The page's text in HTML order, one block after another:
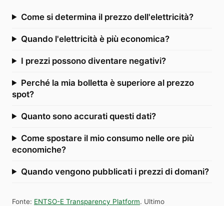
Come si determina il prezzo dell'elettricità?
Quando l'elettricità è più economica?
I prezzi possono diventare negativi?
Perché la mia bolletta è superiore al prezzo
spot?
Quanto sono accurati questi dati?
Come spostare il mio consumo nelle ore più
economiche?
Quando vengono pubblicati i prezzi di domani?
Fonte: ENTSO-E Transparency Platform. Ultimo